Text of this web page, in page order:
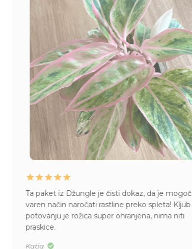
Ta paket iz Džungle je čisti dokaz, da je
varen način naročati rastline preko spleta! Kljub
potovanju je rožica super ohranjena, nima niti
praskice.
Katja